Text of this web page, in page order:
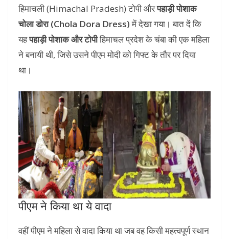
हिमाचली (Himachal Pradesh) टोपी औरपहाड़ी पोशाक
चोला डोरा (Chola Dora Dress)में देखा गया। बात दें कि
यहपहाड़ी पोशाक और टोपीहिमाचल प्रदेश के चंबा की एक महिला
ने बनायी थी, जिसे उसने पीएम मोदी को गिफ्ट के तौर पर दिया
था।
पीएम ने किया था ये वादा
वहीं पीएम ने महिला से वादा किया था जब वह किसी महत्वपूर्ण स्थान